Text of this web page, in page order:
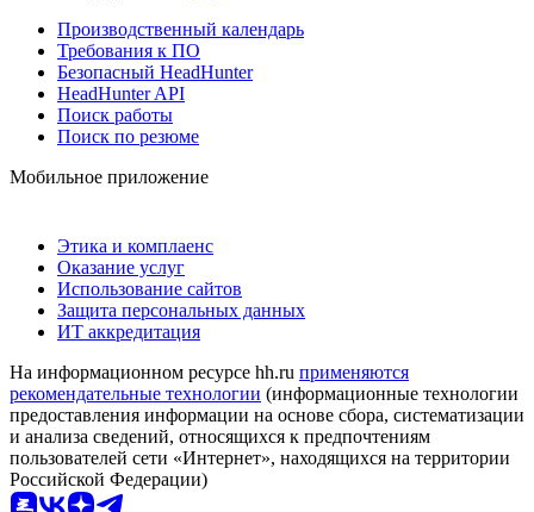
Производственный календарь
Требования к ПО
Безопасный HeadHunter
HeadHunter API
Поиск работы
Поиск по резюме
Мобильное приложение
Этика и комплаенс
Оказание услуг
Использование сайтов
Защита персональных данных
ИТ аккредитация
На информационном ресурсе hh.ru применяются
рекомендательные технологии (информационные технологии
предоставления информации на основе сбора, систематизации
и анализа сведений, относящихся к предпочтениям
пользователей сети «Интернет», находящихся на территории
Российской Федерации)